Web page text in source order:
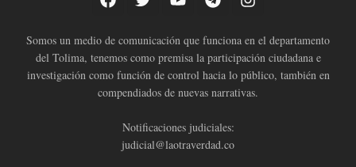
Somos un medio de comunicación que funciona en el departamento
del Tolima, tenemos como premisa la participación ciudadana e
investigación como función de control hacia lo público, también en
compendiados de nuevas narrativas.
Notificaciones judiciales:
judicial@laotraverdad.co